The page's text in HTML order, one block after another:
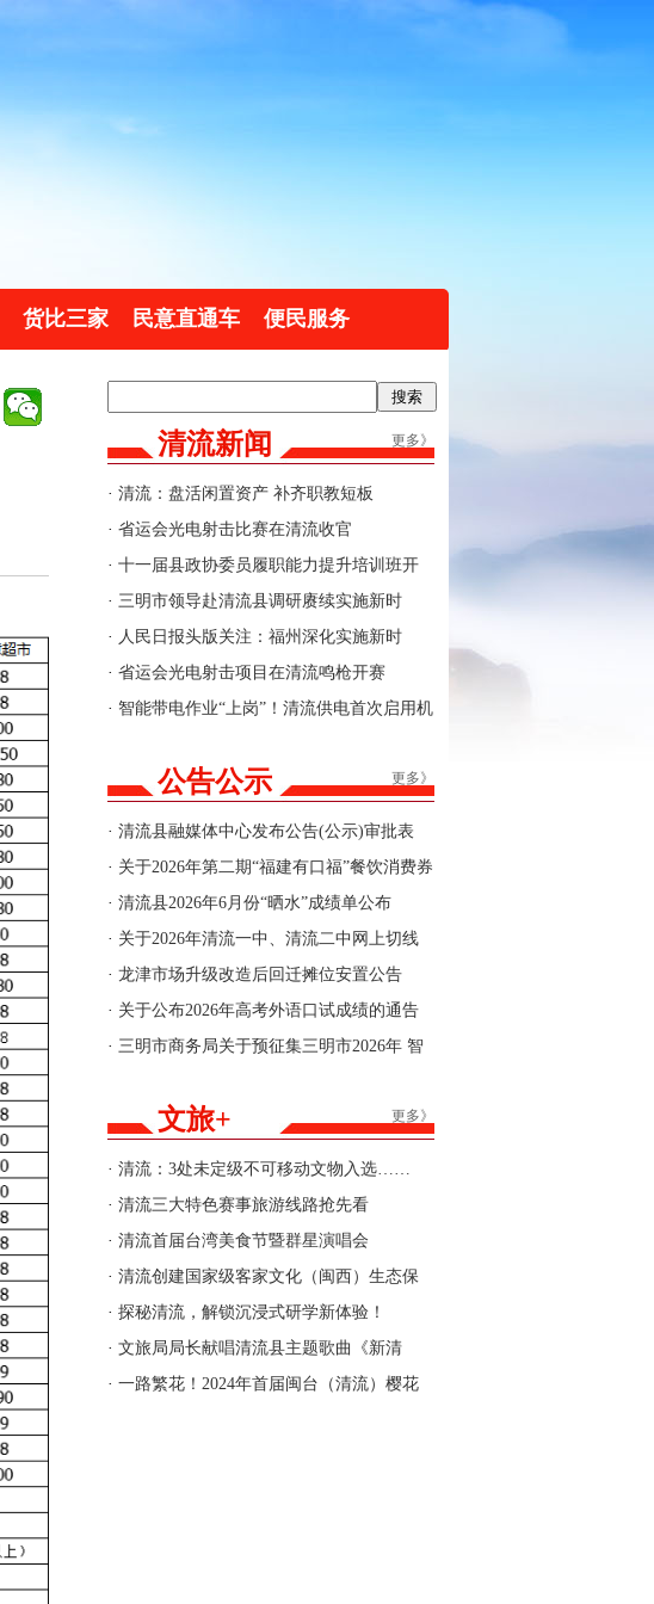
货比三家 民意直通车 便民服务
更多》
清流新闻
· 清流：盘活闲置资产 补齐职教短板
· 省运会光电射击比赛在清流收官
· 十一届县政协委员履职能力提升培训班开
班
· 三明市领导赴清流县调研赓续实施新时
代“堡垒工程”及群众身边不正之风和腐败问
题集中整治工作
· 人民日报头版关注：福州深化实施新时
代“堡垒工程”
· 省运会光电射击项目在清流鸣枪开赛
· 智能带电作业“上岗”！清流供电首次启用机
更多》
公告公示
· 清流县融媒体中心发布公告(公示)审批表
· 关于2026年第二期“福建有口福”餐饮消费券
商户报名的公告
· 清流县2026年6月份“晒水”成绩单公布
· 关于2026年清流一中、清流二中网上切线
招生结果的公告
· 龙津市场升级改造后回迁摊位安置公告
· 关于公布2026年高考外语口试成绩的通告
· 三明市商务局关于预征集三明市2026年 智
更多》
文旅+
· 清流：3处未定级不可移动文物入选……
· 清流三大特色赛事旅游线路抢先看
· 清流首届台湾美食节暨群星演唱会
· 清流创建国家级客家文化（闽西）生态保
护区“官宣”
· 探秘清流，解锁沉浸式研学新体验！
· 文旅局局长献唱清流县主题歌曲《新清
流》！
· 一路繁花！2024年首届闽台（清流）樱花